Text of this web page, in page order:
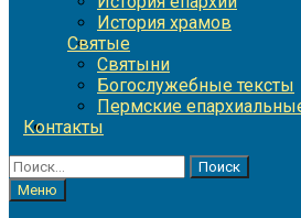
История храмов
Святые
Святыни
Богослужебные тексты
Пермские
Контакты
Найти:
Меню